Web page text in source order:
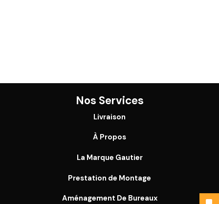
Nos Services
Livraison
À Propos
La Marque Gautier
Prestation de Montage
Aménagement De Bureaux